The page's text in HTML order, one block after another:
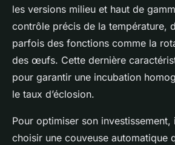
les versions milieu et haut de
contrôle précis de la température,
parfois des fonctions comme la
des œufs. Cette dernière
pour garantir une incubation
le taux d’éclosion.
Pour optimiser son
choisir une couveuse automatique